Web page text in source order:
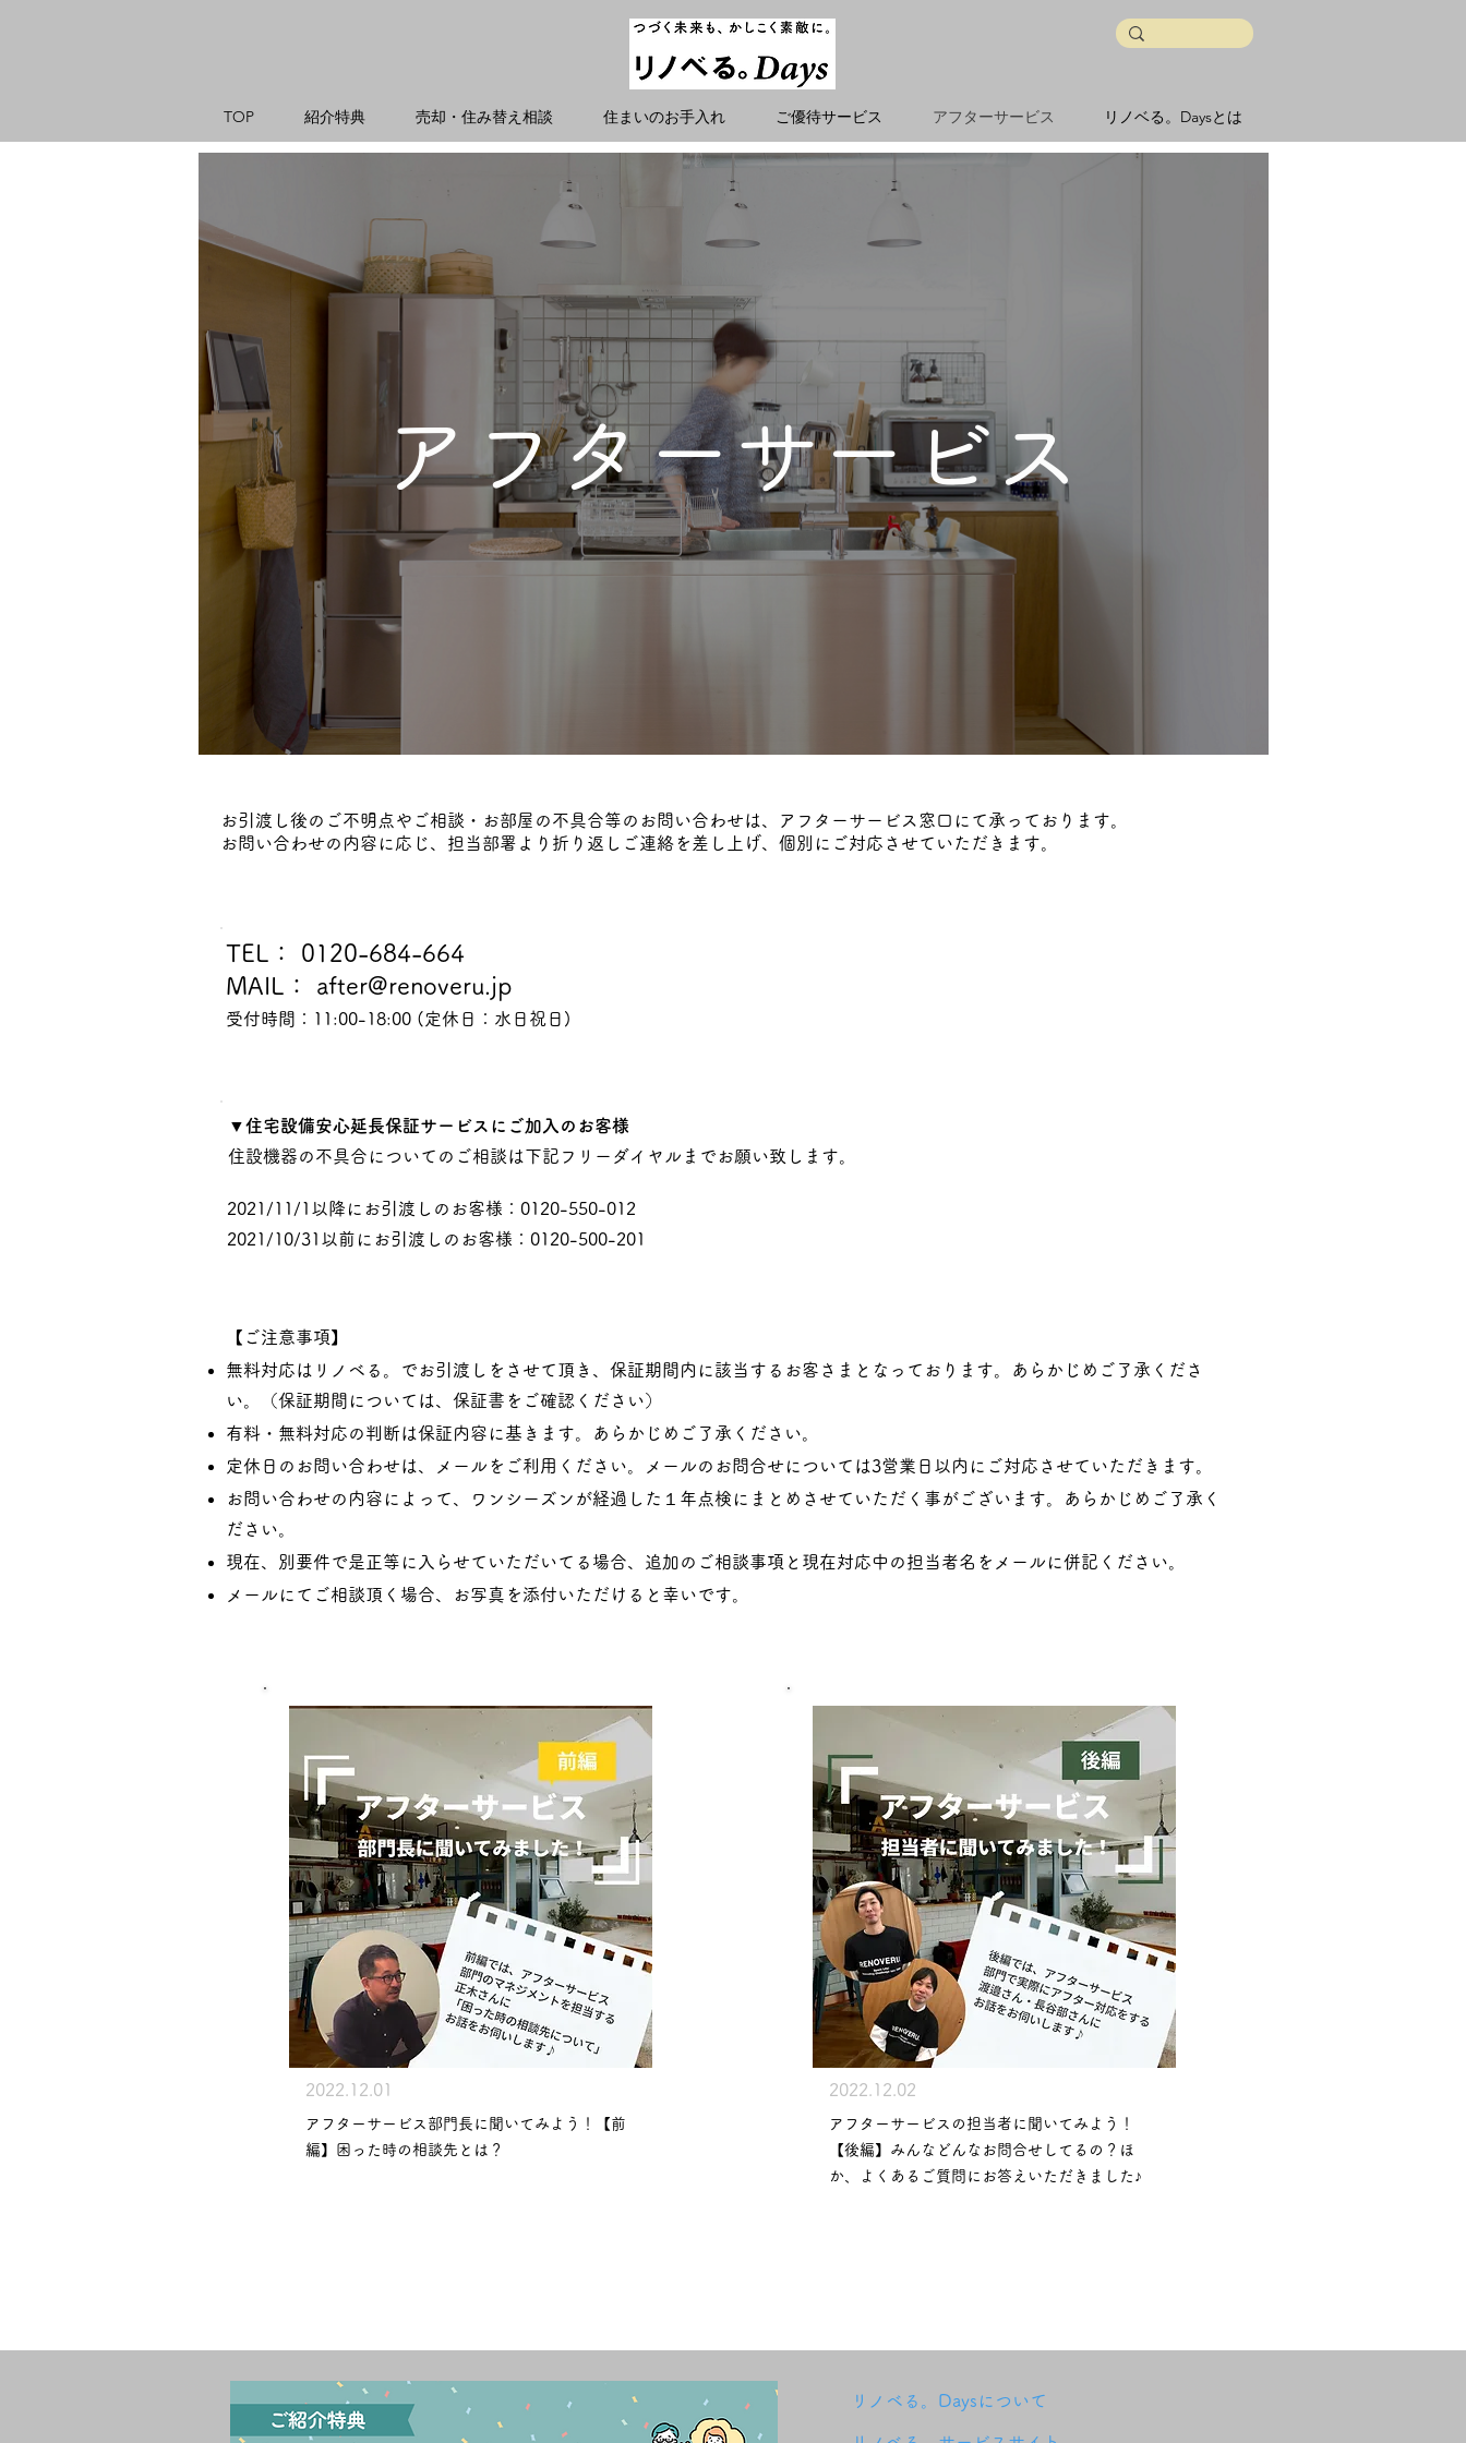
TOP 紹介特典 売却・住み替え相談 住まいのお手入れ ご優待サービス アフターサービス リノベる。Daysとは
アフターサービス
お引渡し後のご不明点やご相談・お部屋の不具合等のお問い合わせは、アフターサービス窓口にて承っております。
お問い合わせの内容に応じ、担当部署より折り返しご連絡を差し上げ、個別にご対応させていただきます。
TEL： 0120-684-664
MAIL： after@renoveru.jp
受付時間：11:00-18:00 (定休日：水日祝日)​
▼住宅設備安心延長保証サービスにご加入のお客様
住設機器の不具合についてのご相談は下記フリーダイヤルまでお願い致します。
2021/11/1以降にお引渡しのお客様：0120-550-012
2021/10/31以前にお引渡しのお客様：0120-500-201​
【ご注意事項】
無料対応はリノベる。でお引渡しをさせて頂き、保証期間内に該当するお客さまとなっております。あらかじめご了承くださ
い。（保証期間については、保証書をご確認ください）
有料・無料対応の判断は保証内容に基きます。あらかじめご了承ください。
定休日のお問い合わせは、メールをご利用ください。メールのお問合せについては3営業日以内にご対応させていただきます。
お問い合わせの内容によって、ワンシーズンが経過した１年点検にまとめさせていただく事がございます。あらかじめご了承く
ださい。
現在、別要件で是正等に入らせていただいてる場合、追加のご相談事項と現在対応中の担当者名をメールに併記ください。
メールにてご相談頂く場合、お写真を添付いただけると幸いです。
2022.12.01
アフターサービス部門長に聞いてみよう！【前
編】困った時の相談先とは？
2022.12.02
アフターサービスの担当者に聞いてみよう！
【後編】みんなどんなお問合せしてるの？ほ
か、よくあるご質問にお答えいただきました♪
リノベる。Daysについて